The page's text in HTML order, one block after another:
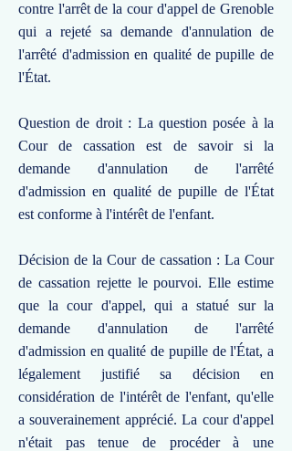
contre l'arrêt de la cour d'appel de Grenoble
qui a rejeté sa demande d'annulation de
l'arrêté d'admission en qualité de pupille de
l'État.
Question de droit : La question posée à la
Cour de cassation est de savoir si la
demande d'annulation de l'arrêté
d'admission en qualité de pupille de l'État
est conforme à l'intérêt de l'enfant.
Décision de la Cour de cassation : La Cour
de cassation rejette le pourvoi. Elle estime
que la cour d'appel, qui a statué sur la
demande d'annulation de l'arrêté
d'admission en qualité de pupille de l'État, a
légalement justifié sa décision en
considération de l'intérêt de l'enfant, qu'elle
a souverainement apprécié. La cour d'appel
n'était pas tenue de procéder à une